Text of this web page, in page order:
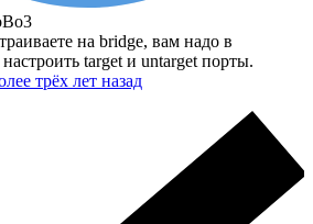
на bridge, вам надо в
target и untarget порты.
трёх лет назад